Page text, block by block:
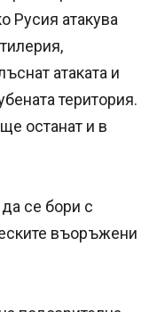
Русия атакува
атаката и
територия.
останат и в
се бори с
въоръжени